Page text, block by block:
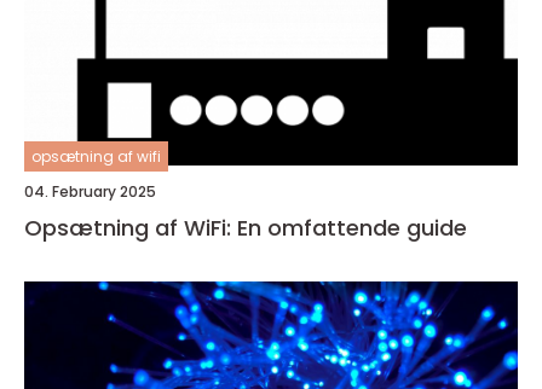
opsætning af wifi
04. February 2025
Opsætning af WiFi: En omfattende guide